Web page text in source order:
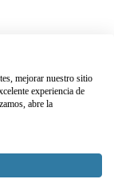
mejorar nuestro sitio
experiencia de
abre la